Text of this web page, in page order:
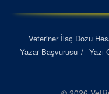
Veteriner İlaç Dozu
Yazar Başvurusu
Yazı